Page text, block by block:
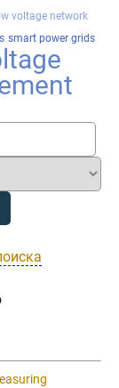
voltage network
smart power grids